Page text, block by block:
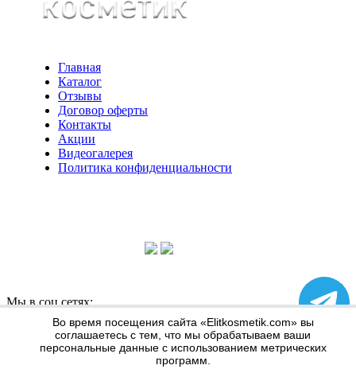
Главная
Каталог
Отзывы
Договор оферты
Контакты
Акции
Видеогалерея
Политика конфиденциальности
Мы в соц сетях:
Информация по оплате и доставке
Во время посещения сайта «Elitkosmetik.com» вы
соглашаетесь с тем, что мы обрабатываем ваши
персональные данные с использованием метрических
программ.